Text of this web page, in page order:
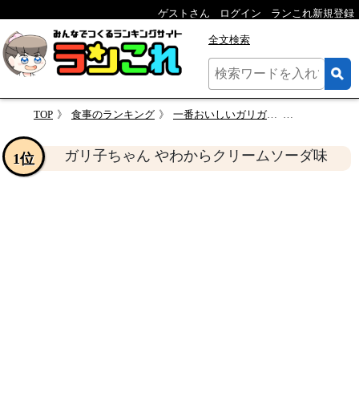
ゲストさん ログイン ランこれ新規登録
全文検索
TOP 食事のランキング 一番おいしいガリガリ君を決めるランキング
ガリ子ちゃん やわからクリームソーダ味
1位